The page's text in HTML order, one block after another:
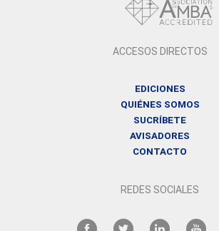
ACCESOS DIRECTOS
EDICIONES
QUIÉNES SOMOS
SUCRÍBETE
AVISADORES
CONTACTO
REDES SOCIALES